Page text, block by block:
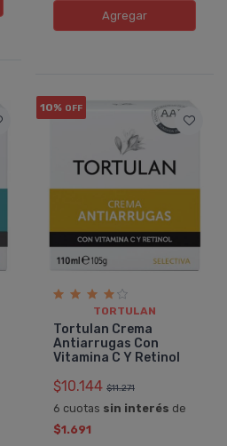
Agregar
10% OFF
TORTULAN
Tortulan Crema
Antiarrugas Con
Vitamina C Y Retinol
$10.144 $11.271
6 cuotas sin interés de
$1.691